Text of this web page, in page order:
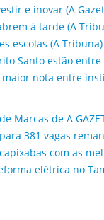
e inovar (A
à tarde (A
escolas (A Tribuna)
Santo estão
nota entre
Marcas de A
381 vagas
com as
elétrica no